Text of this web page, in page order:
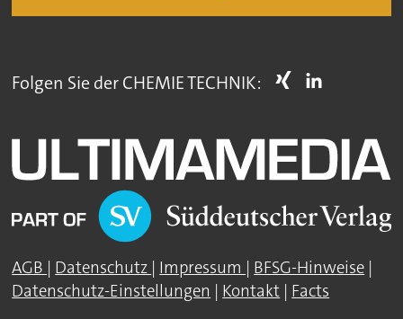
Folgen Sie der CHEMIE TECHNIK:
AGB | Datenschutz | Impressum | BFSG-Hinweise |
Datenschutz-Einstellungen | Kontakt | Facts